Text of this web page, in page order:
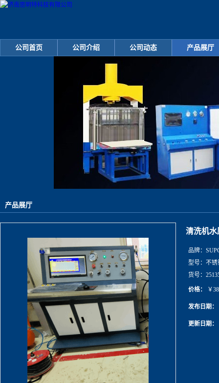
公司首页 公司介绍 公司动态 产品展厅
产品展厅
清洗机水
品牌：
型号： 不锈
货号：
价格： ￥
发布日期：
更新日期：